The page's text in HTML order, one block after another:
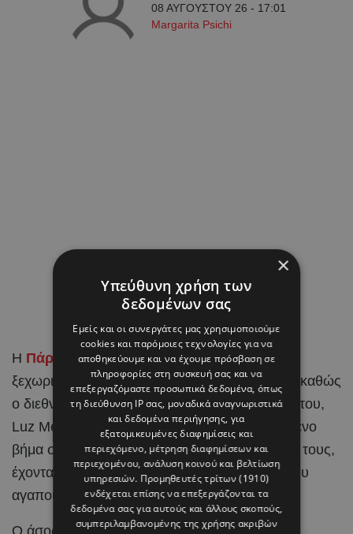
08 ΑΥΓΟΥΣΤΟΥ 26 - 17:01
Margarita Psichi
Η Πάρος
έγινε το σκηνικό για μια από τις πιο
ξεχωριστές στιγμές στη ζωή του Brahim Díaz, καθώς
ο διεθνήςποδοσφαιριστήςκαι η αγαπημένη του,
Luz Méndez, αποφάσισαν να κάνουν το επόμενο
βήμα στη σχέση τους και να ενώσουν τις ζωές τους,
έχοντας στο πλευρό τους τους ανθρώπους που
αγαπούν.
Ο άσος της Real Madrid και η Ισπανίδα
×
Υπεύθυνη χρήση των
δεδομένων σας
Εμείς και οι συνεργάτες μας χρησιμοποιούμε
cookies και παρόμοιες τεχνολογίες για να
αποθηκεύουμε και να έχουμε πρόσβαση σε
πληροφορίες στη συσκευή σας και να
επεξεργαζόμαστε προσωπικά δεδομένα, όπως
τη διεύθυνση IP σας, μοναδικά αναγνωριστικά
και δεδομένα περιήγησης, για
εξατομικευμένες διαφημίσεις και
περιεχόμενο, μέτρηση διαφημίσεων και
περιεχομένου, ανάλυση κοινού και βελτίωση
υπηρεσιών. Προμηθευτές τρίτων (1910)
ενδέχεται επίσης να επεξεργάζονται τα
δεδομένα σας για αυτούς και άλλους σκοπούς,
συμπεριλαμβανομένης της χρήσης ακριβών